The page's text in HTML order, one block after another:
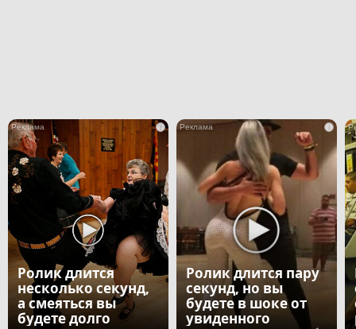
i
Ролик длится
несколько секунд,
а смеяться вы
будете долго
i
Ролик длится пару
секунд, но вы
будете в шоке от
увиденного